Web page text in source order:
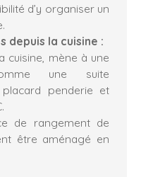
d’y organiser un
depuis la cuisine :
cuisine, mène à une
une suite
penderie et
de rangement de
être aménagé en